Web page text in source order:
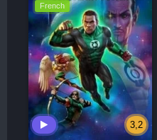
French
3,2